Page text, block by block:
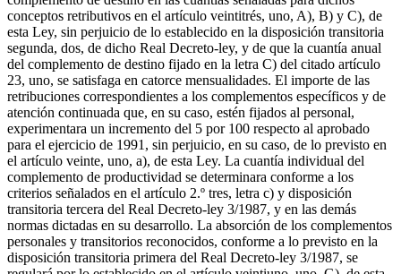
conceptos retributivos en el artículo veintitrés, uno, A), B) y C), de
esta Ley, sin perjuicio de lo establecido en la disposición transitoria
segunda, dos, de dicho Real Decreto-ley, y de que la cuantía anual
del complemento de destino fijado en la letra C) del citado artículo
23, uno, se satisfaga en catorce mensualidades. El importe de las
retribuciones correspondientes a los complementos específicos y de
atención continuada que, en su caso, estén fijados al personal,
experimentara un incremento del 5 por 100 respecto al aprobado
para el ejercicio de 1991, sin perjuicio, en su caso, de lo previsto en
el artículo veinte, uno, a), de esta Ley. La cuantía individual del
complemento de productividad se determinara conforme a los
criterios señalados en el artículo 2.º tres, letra c) y disposición
transitoria tercera del Real Decreto-ley 3/1987, y en las demás
normas dictadas en su desarrollo. La absorción de los complementos
personales y transitorios reconocidos, conforme a lo previsto en la
disposición transitoria primera del Real Decreto-ley 3/1987, se